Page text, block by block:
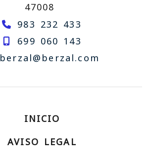
47008
983 232 433
699 060 143
berzal
berzal.com
INICIO
AVISO LEGAL